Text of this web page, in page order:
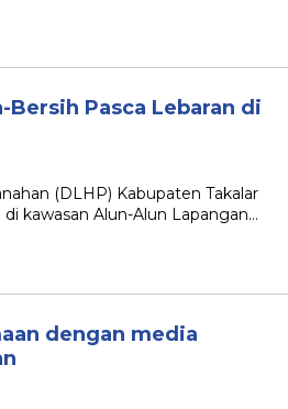
Bersih Pasca Lebaran di
(DLHP) Kabupaten Takalar
kawasan Alun-Alun Lapangan…
dengan media